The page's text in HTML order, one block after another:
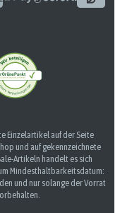
Einzelartikel auf der Seite
und auf gekennzeichnete
Artikeln handelt es sich
Mindesthaltbarkeitsdatum:
und nur solange der Vorrat